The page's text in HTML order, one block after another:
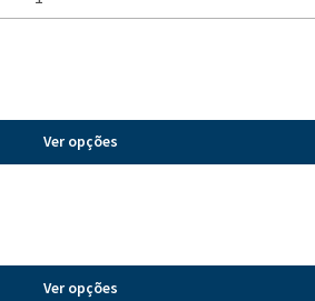
Ver opções
Ver opções